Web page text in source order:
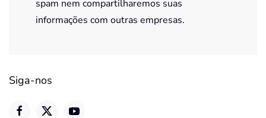
spam nem compartilharemos suas
informações com outras empresas.
Siga-nos